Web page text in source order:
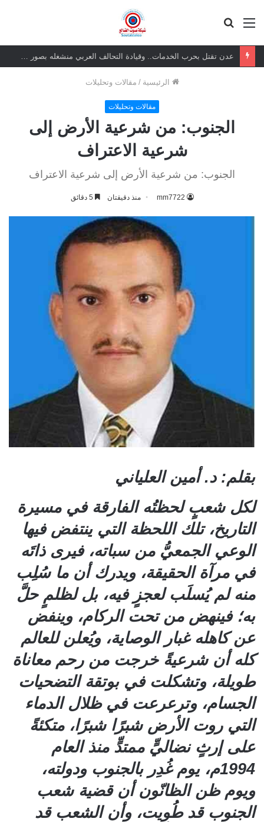
القائمة
عدن تقتل بحرب الخدمات.. وقيادة التحالف العربي منشغله بصور الرئيس الزُبيدي
الرئيسية / مقالات وتحليلات
مقالات وتحليلات
الجنوب: من شرعية الأرض إلى
شرعية الاعتراف
الجنوب: من شرعية الأرض إلى شرعية الاعتراف
mm7722 منذ دقيقتان
بقلم: د. أمين العلياني
لكل شعبٍ لحظتُه الفارقة في مسيرة
التاريخ، تلك اللحظة التي ينتفض فيها
الوعي الجمعيُّ من سباته، فيرى ذاتَه
في مرآة الحقيقة، ويدرك أن ما سُلِب
منه لم يُسلَب لعجزٍ فيه، بل لظلمٍ حلَّ
به؛ فينهض من تحت الركام، وينفض
عن كاهله غبار الوصاية، ويُعلن للعالم
كله أن شرعيةً خرجت من رحم معاناة
طويلة، وتشكلت في بوتقة التضحيات
الجسام، وترعرعت في ظلال الدماء
التي روت الأرض شبرًا شبرًا، متكئةً
على إرثٍ نضاليٍّ ممتدٍّ منذ العام
1994م، يوم غُدِر بالجنوب ودولته،
ويوم ظن الظانّون أن قضية شعب
الجنوب قد طُوِيت، وأن الشعب قد